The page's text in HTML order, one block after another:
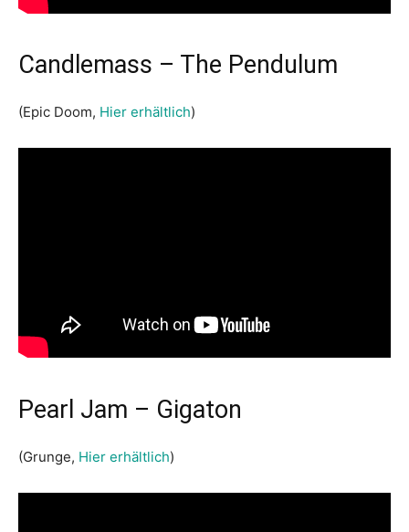
Candlemass – The Pendulum
(Epic Doom, Hier erhältlich)
Pearl Jam – Gigaton
(Grunge, Hier erhältlich)